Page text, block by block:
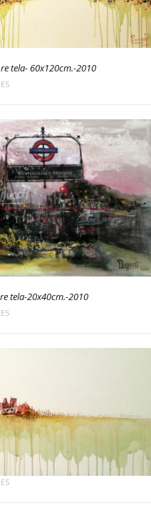
tela- 60x120cm.-2010
tela-20x40cm.-2010